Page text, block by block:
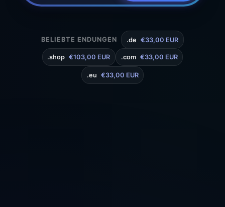
BELIEBTE ENDUNGEN .de €33,00 EUR
.shop €103,00 EUR .com €33,00 EUR
.eu €33,00 EUR